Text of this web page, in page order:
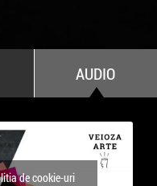
AUDIO
de cookie-uri